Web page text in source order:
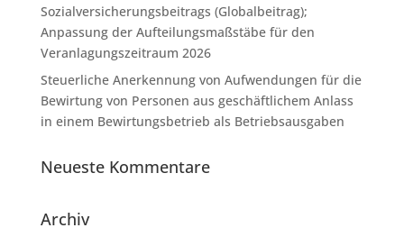
Sozialversicherungsbeitrags (Globalbeitrag);
Anpassung der Aufteilungsmaßstäbe für den
Veranlagungszeitraum 2026
Steuerliche Anerkennung von Aufwendungen für die
Bewirtung von Personen aus geschäftlichem Anlass
in einem Bewirtungsbetrieb als Betriebsausgaben
Neueste Kommentare
Archiv